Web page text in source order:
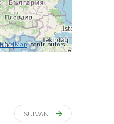
contributors
SUIVANT